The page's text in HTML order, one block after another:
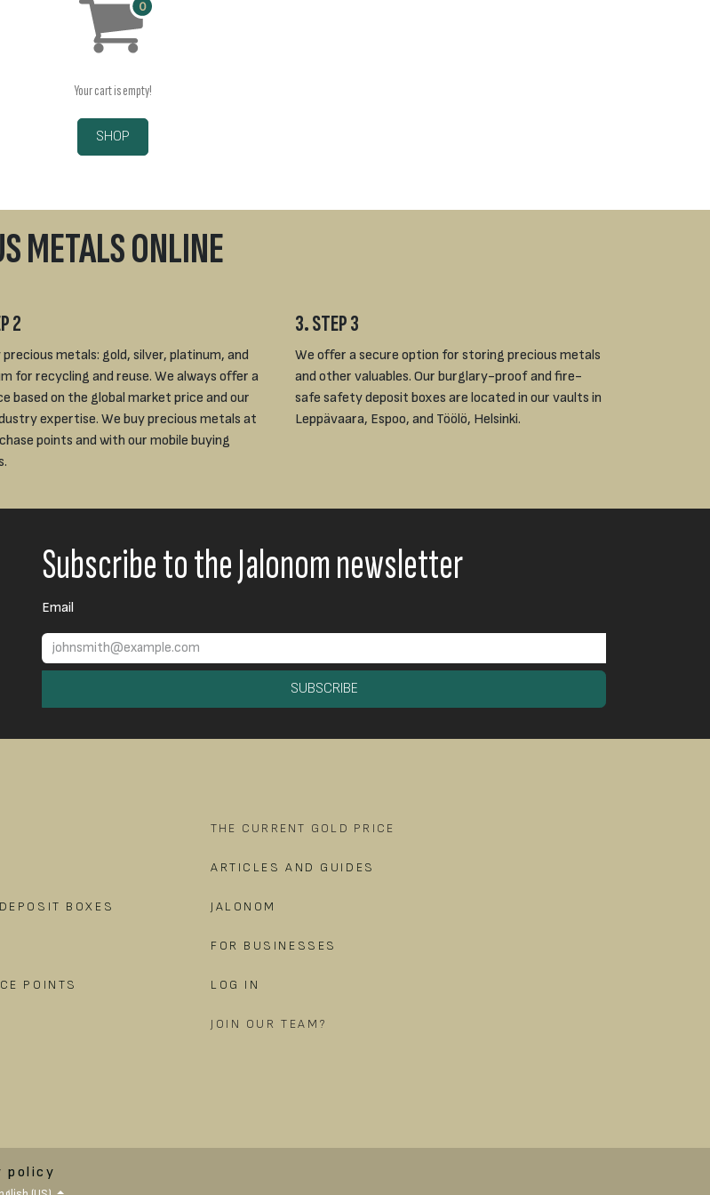
Your cart is empty!
SHOP
METALS ONLINE
2
precious metals: gold, silver, platinum, and
for recycling and reuse. We always offer a
based on the global market price and our
expertise. We buy precious metals at
points and with our mobile buying
3. STEP 3
We offer a secure option for storing precious metals
and other valuables. Our burglary-proof and fire-
safe safety deposit boxes are located in our vaults in
Leppävaara, Espoo, and Töölö, Helsinki.
Subscribe to the Jalonom newsletter
Email
SUBSCRIBE
BOXES
POINTS
THE CURRENT GOLD PRICE
ARTICLES AND GUIDES
JALONOM
FOR BUSINESSES
LOG IN
JOIN OUR TEAM?
policy